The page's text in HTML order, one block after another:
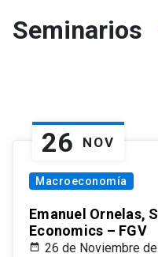
Seminarios
26 NOV
Macroeconomía
Emanuel Ornelas,
Economics – FGV
26 de Noviembre